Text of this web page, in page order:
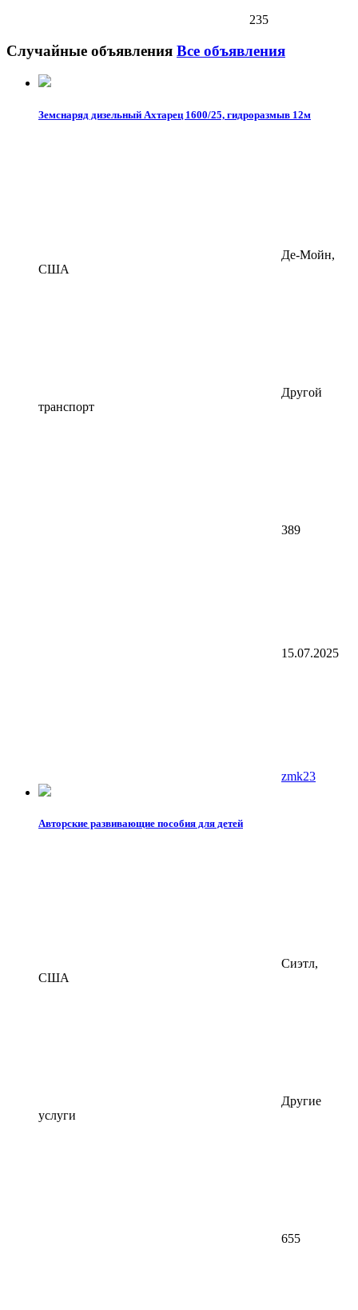
235
Случайные объявления Все объявления
Земснаряд дизельный Ахтарец 1600/25, гидроразмыв 12м
Де-Мойн,
США
Другой
транспорт
389
15.07.2025
zmk23
Авторские развивающие пособия для детей
Сиэтл,
США
Другие
услуги
655